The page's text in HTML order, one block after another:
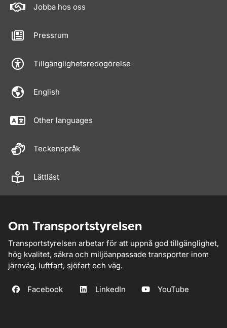
Jobba hos oss
Pressrum
Tillgänglighetsredogörelse
English
Other languages
Teckenspråk
Lättläst
Om Transportstyrelsen
Transportstyrelsen arbetar för att uppnå god tillgänglighet,
hög kvalitet, säkra och miljöanpassade transporter inom
järnväg, luftfart, sjöfart och väg.
Facebook LinkedIn YouTube